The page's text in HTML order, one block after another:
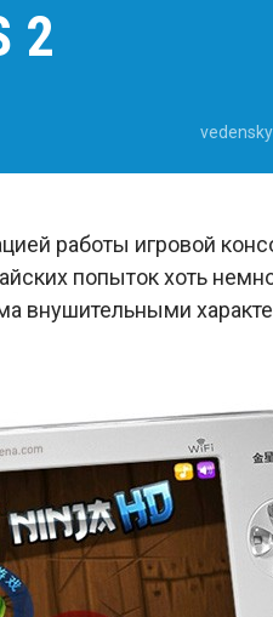
2
vedensky
работы игровой
попыток хоть
внушительными